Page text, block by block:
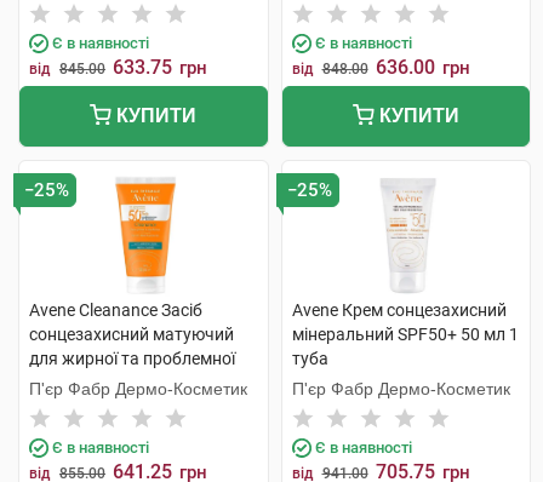
Є в наявності
від 845.00 633.75 грн
КУПИТИ
Є в наявності
від 848.00 636.00 грн
КУПИТИ
−25%
Avene Cleanance Засіб
сонцезахисний матуючий
для жирної та проблемної
шкіри SPF50+ 50 мл 1
флакон
П'єр Фабр Дермо-Косметик
Є в наявності
від 855.00 641.25 грн
−25%
Avene Крем сонцезахисний
мінеральний SPF50+ 50 мл 1
туба
П'єр Фабр Дермо-Косметик
Є в наявності
від 941.00 705.75 грн